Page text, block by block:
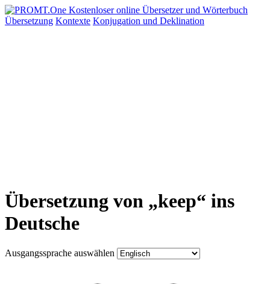
Übersetzung Kontexte Konjugation und Deklination
Übersetzung von „keep“ ins
Deutsche
Ausgangssprache auswählen